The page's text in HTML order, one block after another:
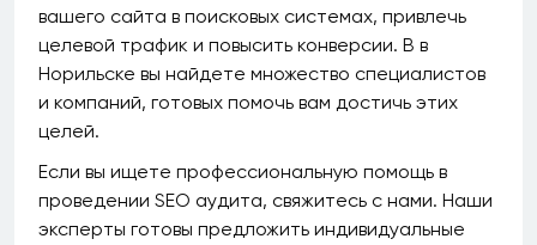
вашего сайта в поисковых системах, привлечь
целевой трафик и повысить конверсии. В в
Норильске вы найдете множество специалистов
и компаний, готовых помочь вам достичь этих
целей.
Если вы ищете профессиональную помощь в
проведении SEO аудита, свяжитесь с нами. Наши
эксперты готовы предложить индивидуальные